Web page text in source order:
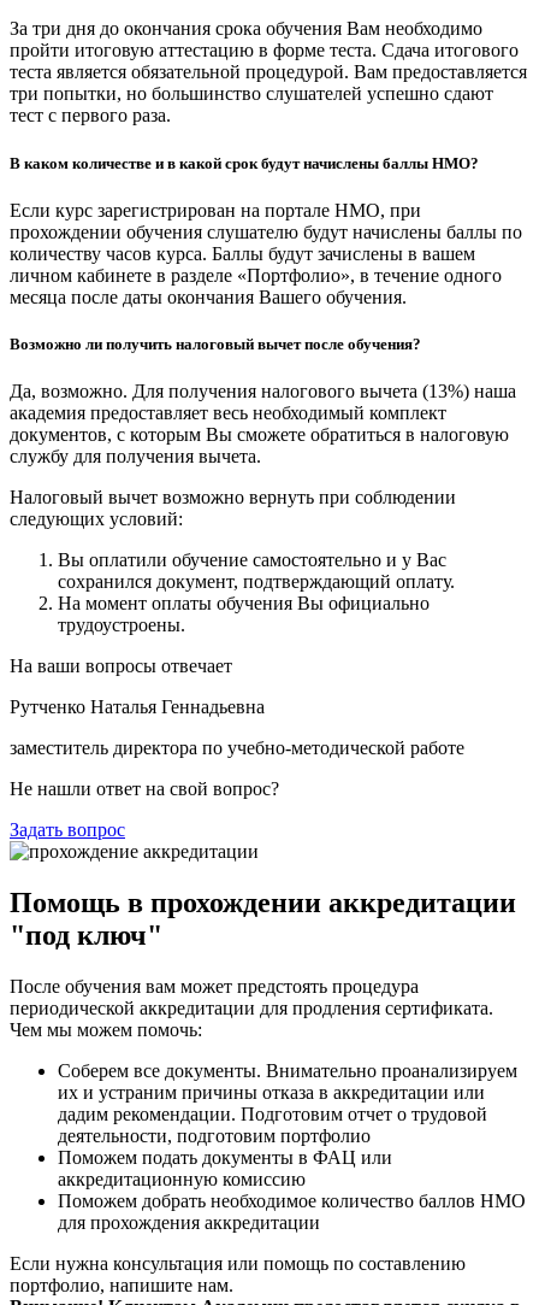
За три дня до окончания срока обучения Вам необходимо
пройти итоговую аттестацию в форме теста. Сдача итогового
теста является обязательной процедурой. Вам предоставляется
три попытки, но большинство слушателей успешно сдают
тест с первого раза.
В каком количестве и в какой срок будут начислены баллы НМО?
Если курс зарегистрирован на портале НМО, при
прохождении обучения слушателю будут начислены баллы по
количеству часов курса. Баллы будут зачислены в вашем
личном кабинете в разделе «Портфолио», в течение одного
месяца после даты окончания Вашего обучения.
Возможно ли получить налоговый вычет после обучения?
Да, возможно. Для получения налогового вычета (13%) наша
академия предоставляет весь необходимый комплект
документов, с которым Вы сможете обратиться в налоговую
службу для получения вычета.
Налоговый вычет возможно вернуть при соблюдении
следующих условий:
Вы оплатили обучение самостоятельно и у Вас
сохранился документ, подтверждающий оплату.
На момент оплаты обучения Вы официально
трудоустроены.
На ваши вопросы отвечает
Рутченко Наталья Геннадьевна
заместитель директора по учебно-методической работе
Не нашли ответ на свой вопрос?
Задать вопрос
Помощь в прохождении аккредитации
"под ключ"
После обучения вам может предстоять процедура
периодической аккредитации для продления сертификата.
Чем мы можем помочь:
Соберем все документы. Внимательно проанализируем
их и устраним причины отказа в аккредитации или
дадим рекомендации. Подготовим отчет о трудовой
деятельности, подготовим портфолио
Поможем подать документы в ФАЦ или
аккредитационную комиссию
Поможем добрать необходимое количество баллов НМО
для прохождения аккредитации
Если нужна консультация или помощь по составлению
портфолио, напишите нам.